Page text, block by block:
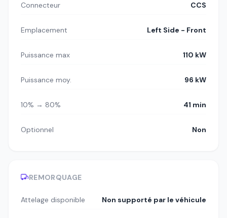
Connecteur CCS
Emplacement Left Side - Front
Puissance max 110 kW
Puissance moy. 96 kW
10% → 80% 41 min
Optionnel Non
REMORQUAGE
Attelage disponible Non supporté par le véhicule